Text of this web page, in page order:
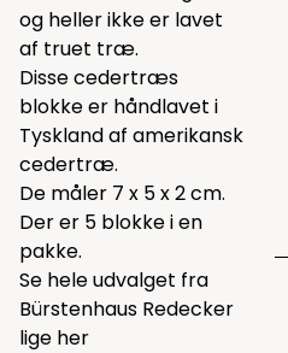
og heller ikke er lavet
af truet træ.
Disse cedertræs
blokke er håndlavet i
Tyskland af amerikansk
cedertræ.
De måler 7 x 5 x 2 cm.
Der er 5 blokke i en
pakke.
Se hele udvalget fra
Bürstenhaus Redecker
lige her